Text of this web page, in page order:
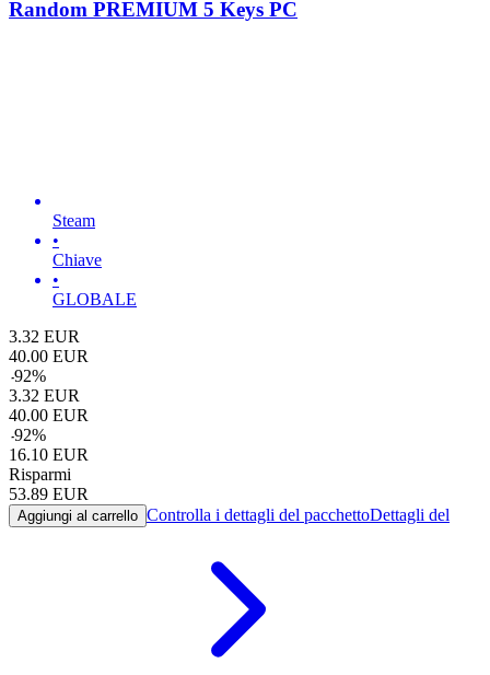
Random PREMIUM 5 Keys PC
Steam
•
Chiave
•
GLOBALE
3.32 EUR
40.00 EUR
-92%
3.32 EUR
40.00 EUR
-92%
16.10 EUR
Risparmi
53.89 EUR
Aggiungi al carrello Controlla i dettagli del pacchettoDettagli del